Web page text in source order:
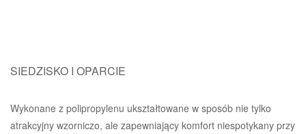
SIEDZISKO I OPARCIE
Wykonane z polipropylenu ukształtowane w sposób nie tylko
atrakcyjny wzorniczo, ale zapewniający komfort niespotykany przy